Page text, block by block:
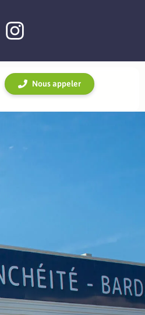
Nous appeler